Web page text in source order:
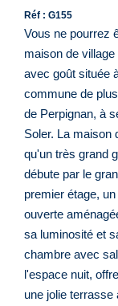
Réf : G155
Vous ne pourrez
maison de
avec goût située
commune de
de Perpignan, à
Soler. La maison
qu'un très grand
débute par le
premier étage,
ouverte
sa luminosité et
chambre avec
l'espace nuit,
une jolie